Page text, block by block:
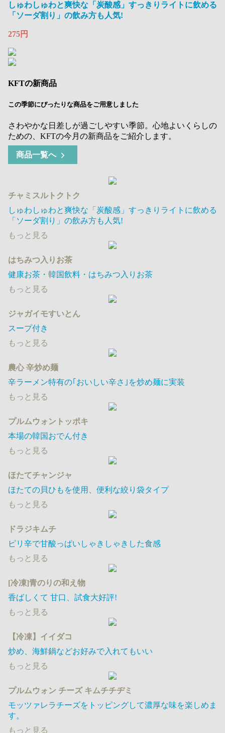
しゅわしゅわと爽快な「炭酸感」すっきりライトに飲める
「ソーダ割り」の飲み方も人気!
275円
KFTの新商品
この季節にぴったりな商品をご用意しました
さわやかな日差しが過ごしやすい季節。心地よいくらしの
ための、KFTの今月の新商品をご紹介します。
商品一覧へ
チャミスルトクトク
しゅわしゅわと爽快な「炭酸感」すっきりライトに飲める
「ソーダ割り」の飲み方も人気!
もっと見る
はちみつ入りお茶
健康お茶・韓国飲料・はちみつ入りお茶
もっと見る
ジャガイモすいとん
スープ付き
もっと見る
農心 辛炒め麺
辛ラーメン特有の｢おいしい辛さ｣を炒め麺に実装
もっと見る
プルムウォントッポキ
本場の韓国おでん付き
もっと見る
ほたてチャンジャ
ほたての貝ひもを使用、便利な絞り袋タイプ
もっと見る
ドラジキムチ
ピリ辛で甘酸っぱいしゃきしゃきした食感
もっと見る
[冷凍]青のりの和え物
香ばしくて 甘口​、試食大好評!
もっと見る
【冷凍】イイダコ
炒め、海鮮鍋などお好みで入れてもいい
もっと見る
プルムウォン チーズ キムチチヂミ
モッツァレラチーズをトッピングして濃厚な味を楽しめま
す。
もっと見る